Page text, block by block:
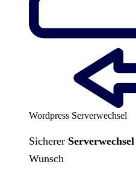
Wordpress Serverwechsel
Sicherer Serverwechsel
Wunsch